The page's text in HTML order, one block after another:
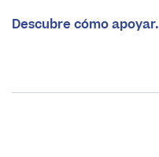
Descubre cómo apoyar.